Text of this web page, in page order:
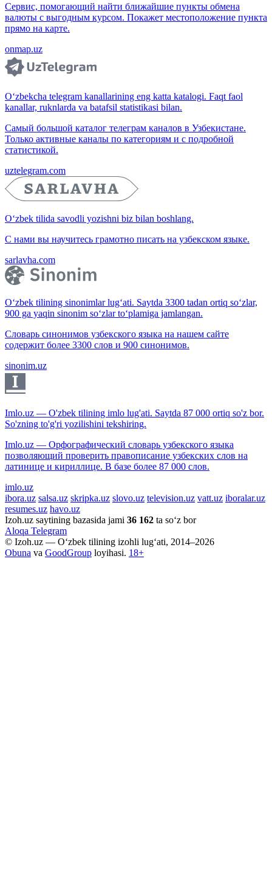
Сервис, помогающий найти ближайшие пункты обмена
валюты с выгодным курсом. Покажет местоположение пункта
прямо на карте.
onmap.uz
O‘zbekcha telegram kanallarining eng katta katalogi. Faqt faol
kanallar, ruknlarda va batafsil statistikasi bilan.
Самый большой каталог телеграм каналов в Узбекистане.
Только активные каналы по категориям и с подробной
статистикой.
uztelegram.com
O‘zbek tilida savodli yozishni biz bilan boshlang.
С нами вы научитесь грамотно писать на узбекском языке.
sarlavha.com
O‘zbek tilining sinonimlar lug‘ati. Saytda 3300 tadan ortiq so‘zlar,
900 ga yaqin sinonim so‘zlar to‘plamiga jamlangan.
Словарь синонимов узбекского языка на нашем сайте
содержит более 3300 слов и 900 синонимов.
sinonim.uz
Imlo.uz — O'zbek tilining imlo lug'ati. Saytda 87 000 ortiq so'z bor.
So'zning to'g'ri yozilishini tekshiring.
Imlo.uz — Орфографический словарь узбекского языка
позволяющий проверить правописание узбекских слов на
латинице и кириллице. В базе более 87 000 слов.
imlo.uz
ibora.uz salsa.uz skripka.uz slovo.uz television.uz vatt.uz iboralar.uz
resumes.uz havo.uz
Izoh.uz saytining bazasida jami 36 162 ta so‘z bor
Aloqa Telegram
© Izoh.uz — O‘zbek tilining izohli lug‘ati, 2014–2026
Obuna va GoodGroup loyihasi. 18+